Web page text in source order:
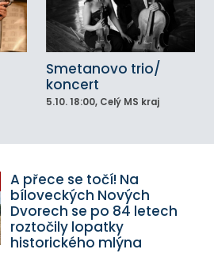
Smetanovo trio/
koncert
5.10. 18:00, Celý MS kraj
A přece se točí! Na
bíloveckých Nových
Dvorech se po 84 letech
roztočily lopatky
historického mlýna